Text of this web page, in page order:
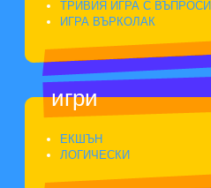
ТРИВИЯ ИГРА С ВЪПРОСИ
ИГРА ВЪРКОЛАК
игри
ЕКШЪН
ЛОГИЧЕСКИ